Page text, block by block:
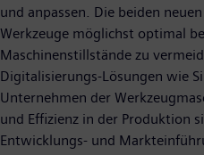
und anpassen. Die beiden
Werkzeuge möglichst optimal
Maschinenstillstände zu
Digitalisierungs-Lösungen wie
Unternehmen der
und Effizienz in der Produktion
Entwicklungs- und